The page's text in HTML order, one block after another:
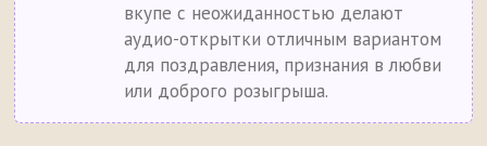
вкупе с неожиданностью делают
аудио-открытки отличным вариантом
для поздравления, признания в любви
или доброго розыгрыша.